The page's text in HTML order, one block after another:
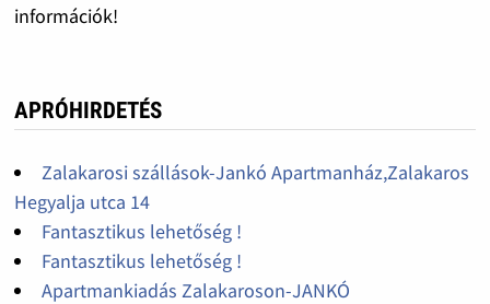
információk!
APRÓHIRDETÉS
Zalakarosi szállások-Jankó Apartmanház,Zalakaros
Hegyalja utca 14
Fantasztikus lehetőség !
Fantasztikus lehetőség !
Apartmankiadás Zalakaroson-JANKÓ